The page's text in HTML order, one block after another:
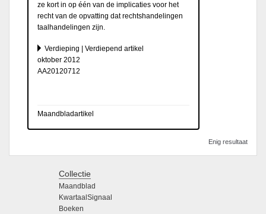
ze kort in op één van de implicaties voor het
recht van de opvatting dat rechtshandelingen
taalhandelingen zijn.
Verdieping | Verdiepend artikel
oktober 2012
AA20120712
Maandbladartikel
Enig resultaat
Collectie
Maandblad
KwartaalSignaal
Boeken